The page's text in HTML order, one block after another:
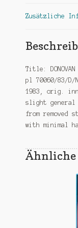
Zusätzliche
Title:
pl 70060/83/D/
1983, orig.
slight
from removed
with minimal
Ähnliche